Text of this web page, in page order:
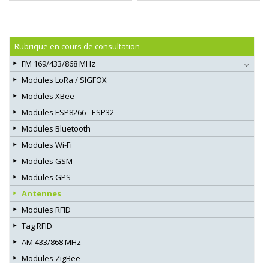
Rubrique en cours de consultation
FM 169/433/868 MHz
Modules LoRa / SIGFOX
Modules XBee
Modules ESP8266 - ESP32
Modules Bluetooth
Modules Wi-Fi
Modules GSM
Modules GPS
Antennes
Modules RFID
Tag RFID
AM 433/868 MHz
Modules ZigBee